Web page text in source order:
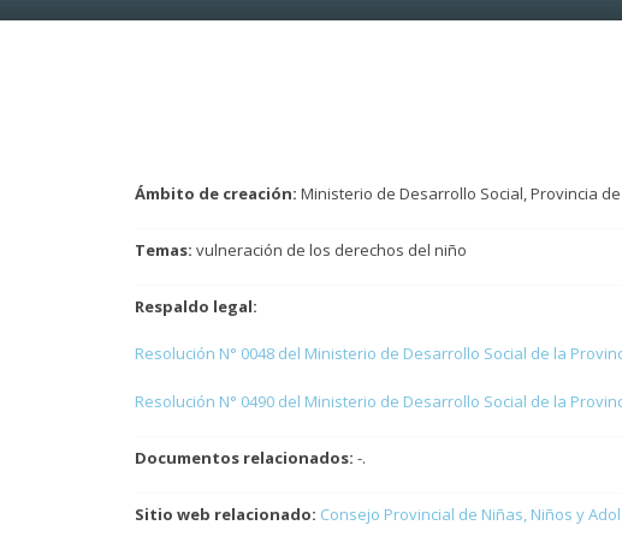
Ámbito de creación: Ministerio de Desarrollo Social, Provincia de
Temas: vulneración de los derechos del niño
Respaldo legal:
Resolución N° 0048 del Ministerio de Desarrollo Social de la
Resolución N° 0490 del Ministerio de Desarrollo Social de la
Documentos relacionados: -.
Sitio web relacionado: Consejo Provincial de Niñas, Niños y